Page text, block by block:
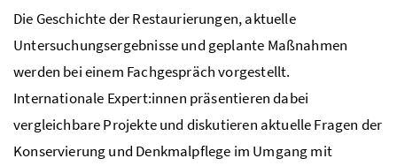
Die Geschichte der Restaurierungen, aktuelle
Untersuchungsergebnisse und geplante Maßnahmen
werden bei einem Fachgespräch vorgestellt.
Internationale Expert:innen präsentieren dabei
vergleichbare Projekte und diskutieren aktuelle Fragen der
Konservierung und Denkmalpflege im Umgang mit